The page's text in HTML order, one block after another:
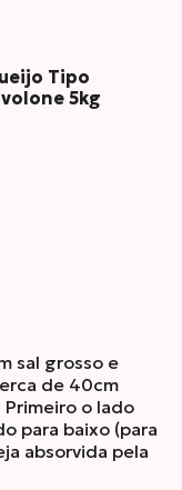
Tipo
5kg
sal grosso e
de 40cm
Primeiro o lado
para baixo (para
absorvida pela